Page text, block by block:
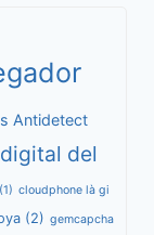
Antidetect
del
(1) cloudphone là gi
(2) gemcapcha